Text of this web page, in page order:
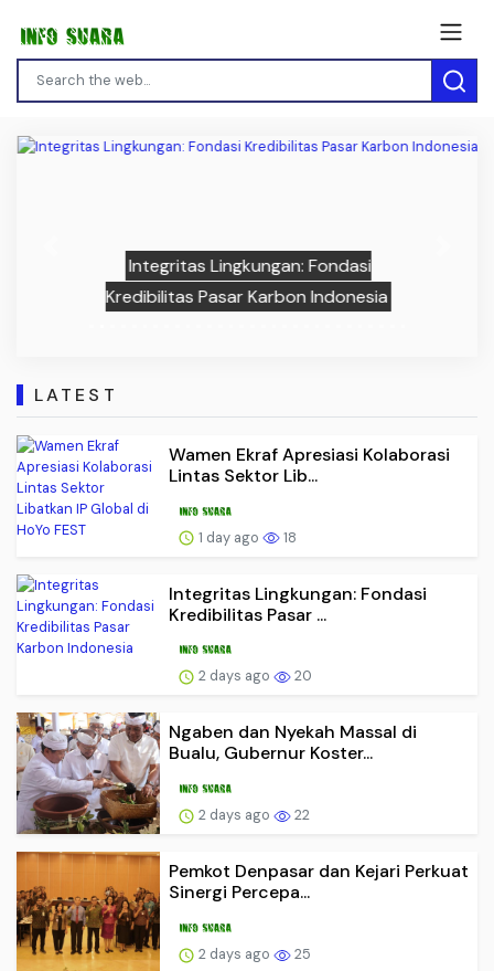
Integritas Lingkungan: Fondasi
Kredibilitas Pasar Karbon Indonesia
LATEST
Wamen Ekraf Apresiasi Kolaborasi
Lintas Sektor Lib...
1 day ago 18
Integritas Lingkungan: Fondasi
Kredibilitas Pasar ...
2 days ago 20
Ngaben dan Nyekah Massal di
Bualu, Gubernur Koster...
2 days ago 22
Pemkot Denpasar dan Kejari Perkuat
Sinergi Percepa...
2 days ago 25